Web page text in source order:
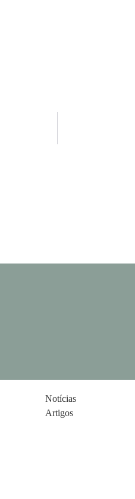
Notícias
Artigos